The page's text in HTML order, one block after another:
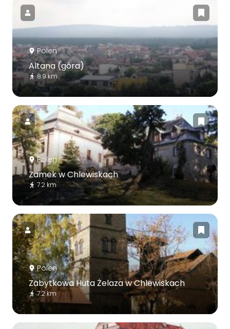
Polen
Altana (góra)
8.9 km
Polen
Zamek w Chlewiskach
7.2 km
Polen
Zabytkowa Huta Żelaza w Chlewiskach
7.2 km